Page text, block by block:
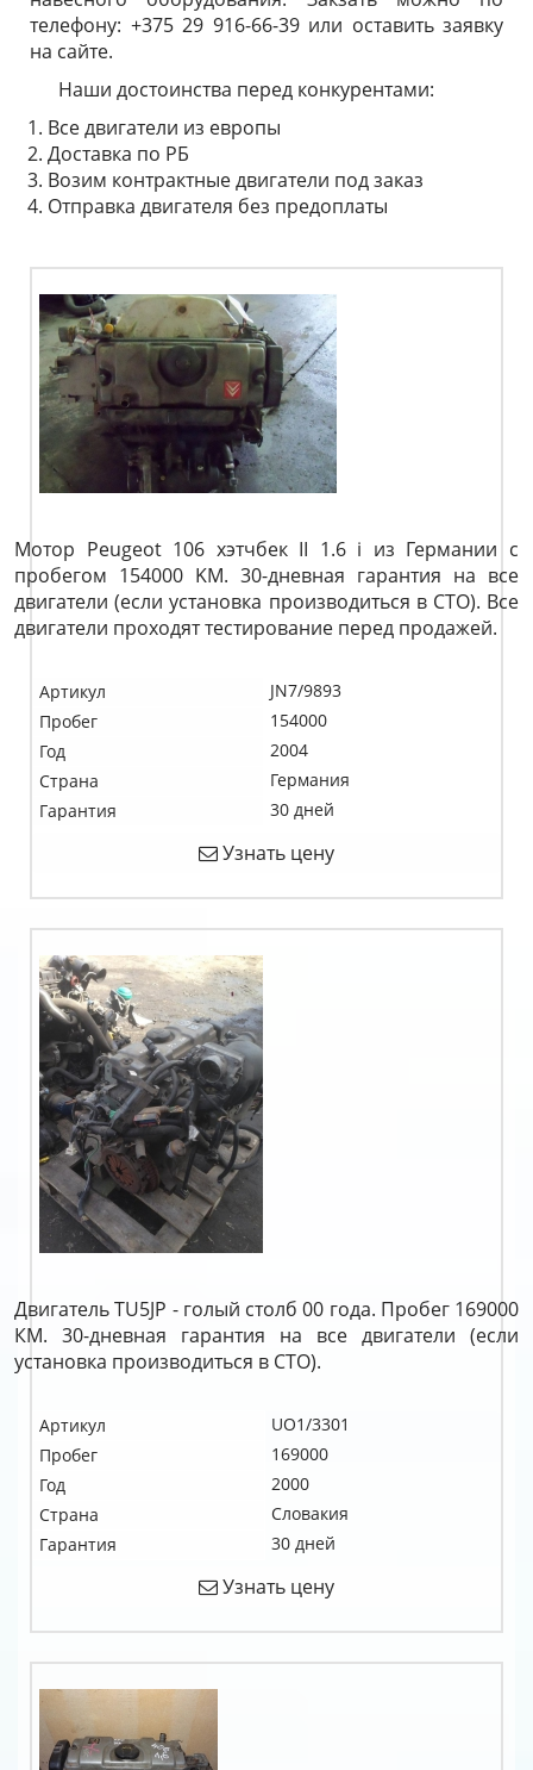
телефону: +375 29 916-66-39 или оставить заявку
на сайте.
Наши достоинства перед конкурентами:
Все двигатели из европы
Доставка по РБ
Возим контрактные двигатели под заказ
Отправка двигателя без предоплаты
Мотор Peugeot 106 хэтчбек II 1.6 i из Германии с
пробегом 154000 KM. 30-дневная гарантия на все
двигатели (если установка производиться в СТО). Все
двигатели проходят тестирование перед продажей.
Артикул
JN7/9893
Пробег
154000
Год
2004
Страна
Германия
Гарантия
30 дней
Узнать цену
Двигатель TU5JP - голый столб 00 года. Пробег 169000
КМ. 30-дневная гарантия на все двигатели (если
установка производиться в СТО).
Артикул
UO1/3301
Пробег
169000
Год
2000
Страна
Словакия
Гарантия
30 дней
Узнать цену